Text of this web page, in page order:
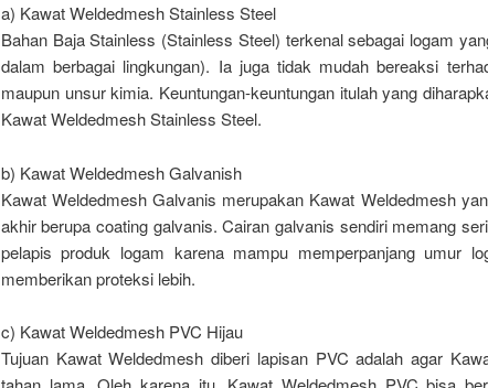
a) Kawat Weldedmesh Stainless Steel
Bahan Baja Stainless (Stainless Steel) terkenal sebagai logam
dalam berbagai lingkungan). Ia juga tidak mudah bereaksi
maupun unsur kimia. Keuntungan-keuntungan itulah yang
Kawat Weldedmesh Stainless Steel.
b) Kawat Weldedmesh Galvanish
Kawat Weldedmesh Galvanis merupakan Kawat Weldedmesh
akhir berupa coating galvanis. Cairan galvanis sendiri memang
pelapis produk logam karena mampu memperpanjang umur
memberikan proteksi lebih.
c) Kawat Weldedmesh PVC Hijau
Tujuan Kawat Weldedmesh diberi lapisan PVC adalah agar